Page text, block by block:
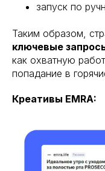
запуск по
Таким образом,
ключевые
как охватную
попадание в
Креативы EMRA: